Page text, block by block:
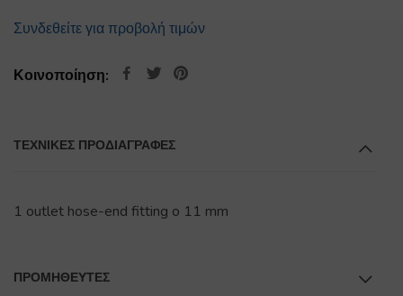
Συνδεθείτε για προβολή τιμών
Κοινοποίηση:
ΤΕΧΝΙΚΕΣ ΠΡΟΔΙΑΓΡΑΦΕΣ
1 outlet hose-end fitting o 11 mm
ΠΡΟΜΗΘΕΥΤΕΣ